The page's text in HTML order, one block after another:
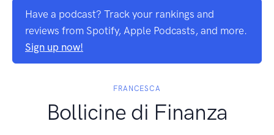
Have a podcast? Track your rankings and
reviews from Spotify, Apple Podcasts, and more.
Sign up now!
FRANCESCA
Bollicine di Finanza